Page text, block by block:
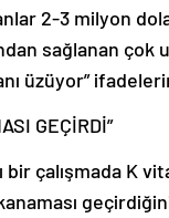
2-3 milyon
sağlanan çok
üzüyor”
GEÇİRDİ”
bir çalışmada K